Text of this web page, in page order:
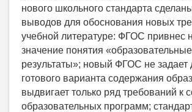
нового школьного стандарта
выводов для обоснования новых
учебной литературе: ФГОС привнес
значение понятия «образовательные
результаты»; новый ФГОС не задает
готового варианта содержания
выдвигает только ряд требований к
образовательных программ;